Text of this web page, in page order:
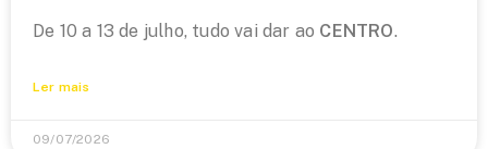
De 10 a 13 de julho, tudo vai dar ao CENTRO.
Ler mais
09/07/2026